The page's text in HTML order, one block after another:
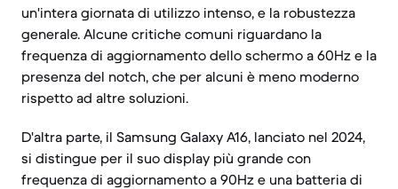
un'intera giornata di utilizzo intenso, e la robustezza
generale. Alcune critiche comuni riguardano la
frequenza di aggiornamento dello schermo a 60Hz e la
presenza del notch, che per alcuni è meno moderno
rispetto ad altre soluzioni.
D'altra parte, il Samsung Galaxy A16, lanciato nel 2024,
si distingue per il suo display più grande con
frequenza di aggiornamento a 90Hz e una batteria di